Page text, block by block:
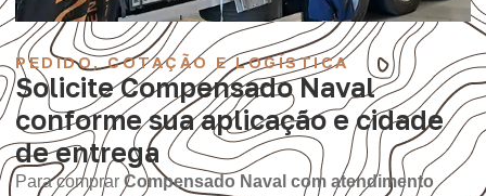
PEDIDO, COTAÇÃO E LOGÍSTICA
Solicite Compensado Naval
conforme sua aplicação e cidade
de entrega
Para comprar Compensado Naval com atendimento